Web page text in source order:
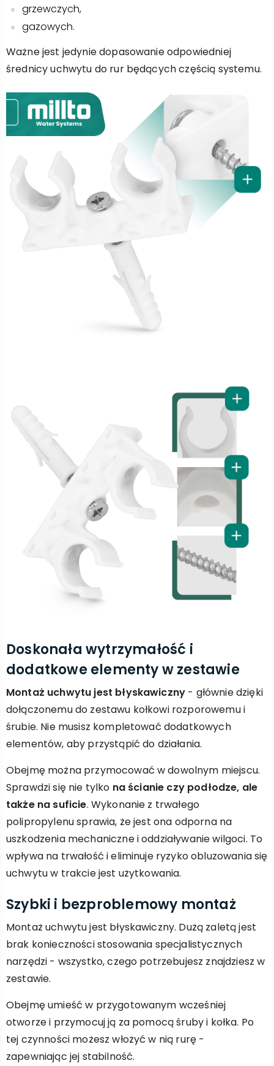
grzewczych,
gazowych.
Ważne jest jedynie dopasowanie odpowiedniej
średnicy uchwytu do rur będących częścią systemu.
Doskonała wytrzymałość i
dodatkowe elementy w zestawie
Montaż uchwytu jest błyskawiczny - głównie dzięki
dołączonemu do zestawu kołkowi rozporowemu i
śrubie. Nie musisz kompletować dodatkowych
elementów, aby przystąpić do działania.
Obejmę można przymocować w dowolnym miejscu.
Sprawdzi się nie tylko na ścianie czy podłodze, ale
także na suficie. Wykonanie z trwałego
polipropylenu sprawia, że jest ona odporna na
uszkodzenia mechaniczne i oddziaływanie wilgoci. To
wpływa na trwałość i eliminuje ryzyko obluzowania się
uchwytu w trakcie jest użytkowania.
Szybki i bezproblemowy montaż
Montaż uchwytu jest błyskawiczny. Dużą zaletą jest
brak konieczności stosowania specjalistycznych
narzędzi - wszystko, czego potrzebujesz znajdziesz w
zestawie.
Obejmę umieść w przygotowanym wcześniej
otworze i przymocuj ją za pomocą śruby i kołka. Po
tej czynności możesz włożyć w nią rurę -
zapewniając jej stabilność.